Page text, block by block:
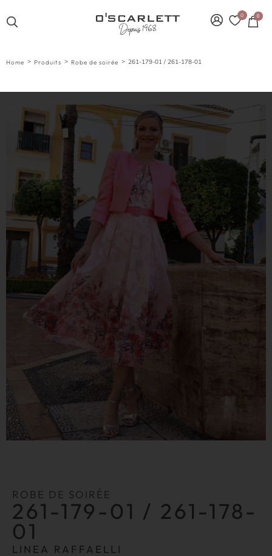
0 0
Home > Produits > Robe de soirée > 261-179-01 / 261-178-01
ROBE DE SOIRÉE
261-179-01 / 261-178-
01
LINEA RAFFAELLI